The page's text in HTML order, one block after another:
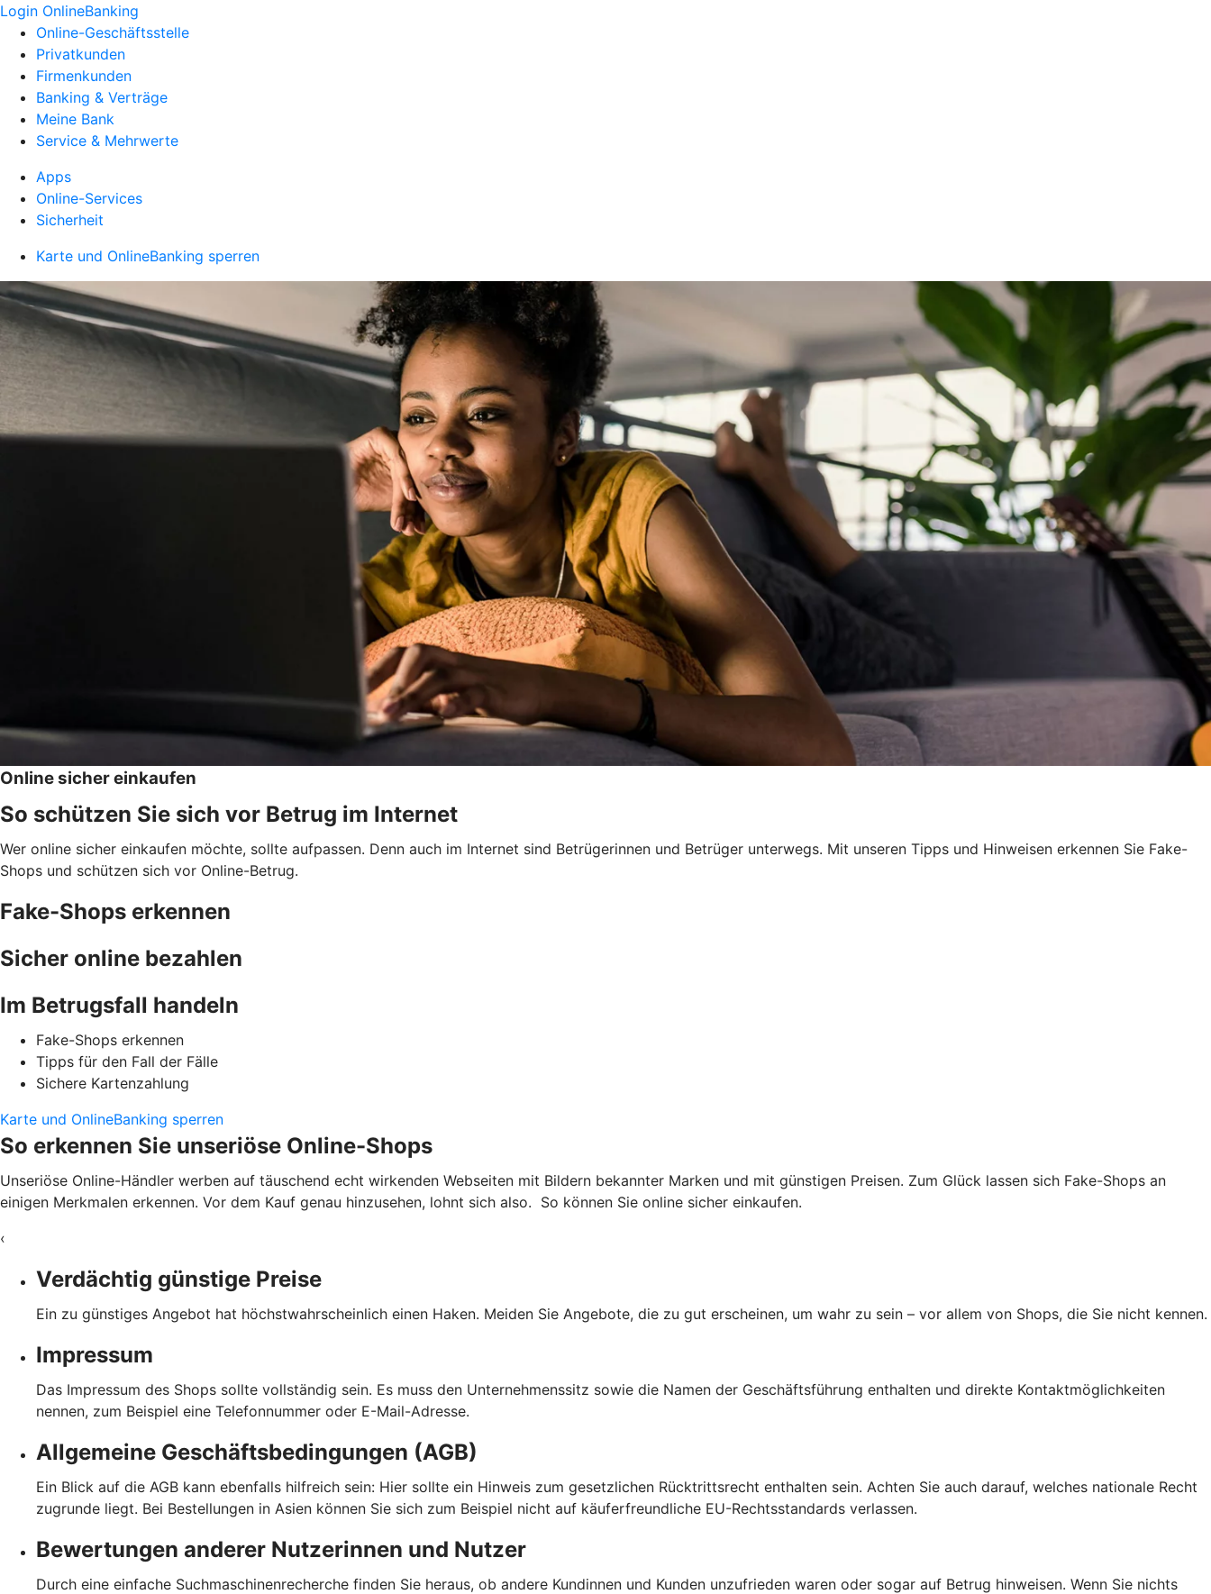
Login OnlineBanking
Online-Geschäftsstelle
Privatkunden
Firmenkunden
Banking & Verträge
Meine Bank
Service & Mehrwerte
Apps
Online-Services
Sicherheit
Karte und OnlineBanking sperren
Online sicher einkaufen
So schützen Sie sich vor Betrug im Internet
Wer online sicher einkaufen möchte, sollte aufpassen. Denn auch im Internet sind Betrügerinnen und Betrüger unterwegs. Mit unseren Tipps und Hinweisen erkennen Sie Fake-
Shops und schützen sich vor Online-Betrug.
Fake-Shops erkennen
Sicher online bezahlen
Im Betrugsfall handeln
Fake-Shops erkennen
Tipps für den Fall der Fälle
Sichere Kartenzahlung
Karte und OnlineBanking sperren
So erkennen Sie unseriöse Online-Shops
Unseriöse Online-Händler werben auf täuschend echt wirkenden Webseiten mit Bildern bekannter Marken und mit günstigen Preisen. Zum Glück lassen sich Fake-Shops an
einigen Merkmalen erkennen. Vor dem Kauf genau hinzusehen, lohnt sich also. So können Sie online sicher einkaufen.
‹
Verdächtig günstige Preise
Ein zu günstiges Angebot hat höchstwahrscheinlich einen Haken. Meiden Sie Angebote, die zu gut erscheinen, um wahr zu sein – vor allem von Shops, die Sie nicht kennen.
Impressum
Das Impressum des Shops sollte vollständig sein. Es muss den Unternehmenssitz sowie die Namen der Geschäftsführung enthalten und direkte Kontaktmöglichkeiten
nennen, zum Beispiel eine Telefonnummer oder E-Mail-Adresse.
Allgemeine Geschäftsbedingungen (AGB)
Ein Blick auf die AGB kann ebenfalls hilfreich sein: Hier sollte ein Hinweis zum gesetzlichen Rücktrittsrecht enthalten sein. Achten Sie auch darauf, welches nationale Recht
zugrunde liegt. Bei Bestellungen in Asien können Sie sich zum Beispiel nicht auf käuferfreundliche EU-Rechtsstandards verlassen.
Bewertungen anderer Nutzerinnen und Nutzer
Durch eine einfache Suchmaschinenrecherche finden Sie heraus, ob andere Kundinnen und Kunden unzufrieden waren oder sogar auf Betrug hinweisen. Wenn Sie nichts